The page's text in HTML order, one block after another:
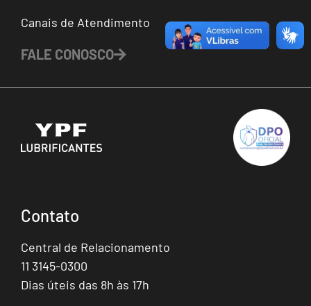
Canais de Atendimento
FALE CONOSCO
Contato
Central de Relacionamento
11 3145-0300
Dias úteis das 8h às 17h